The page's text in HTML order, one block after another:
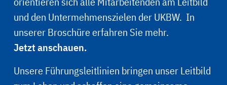
und den Untermehmenszielen der UKBW. In
unserer Broschüre erfahren Sie mehr.
Jetzt anschauen.
Unsere Führungsleitlinien bringen unser Leitbild